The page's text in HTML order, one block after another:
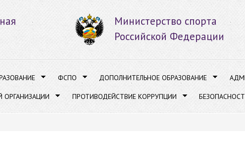
основному
содержаниюМинистерство спорта
Российской Федерации
ФСПО ДОПОЛНИТЕЛЬНОЕ ОБРАЗОВАНИЕ
ОРГАНИЗАЦИИ ПРОТИВОДЕЙСТВИЕ КОРРУПЦИИ